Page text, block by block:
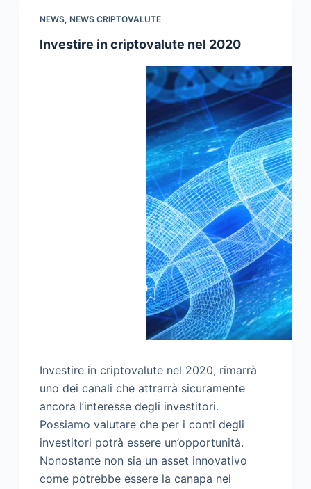
NEWS, NEWS CRIPTOVALUTE
Investire in criptovalute nel 2020
Investire in criptovalute nel 2020, rimarrà
uno dei canali che attrarrà sicuramente
ancora l’interesse degli investitori.
Possiamo valutare che per i conti degli
investitori potrà essere un’opportunità.
Nonostante non sia un asset innovativo
come potrebbe essere la canapa nel